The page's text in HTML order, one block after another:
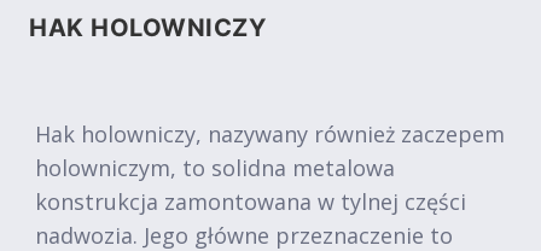
HAK HOLOWNICZY
Hak holowniczy, nazywany również zaczepem
holowniczym, to solidna metalowa
konstrukcja zamontowana w tylnej części
nadwozia. Jego główne przeznaczenie to